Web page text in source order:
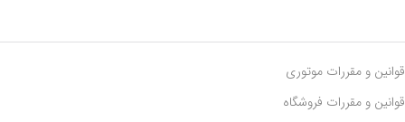
قوانین و مقررات موتوری
قوانین و مقررات فروشگاه